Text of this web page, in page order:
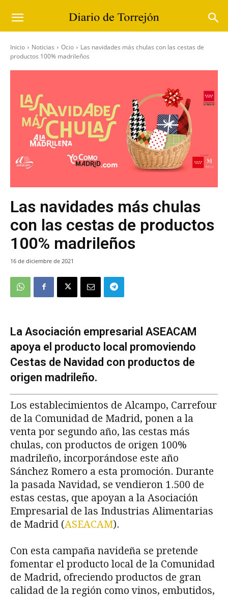
Inicio Noticias Ocio
Las navidades más chulas con las cestas de
productos 100% madrileños
Las navidades más chulas
con las cestas de productos
100% madrileños
16 de diciembre de 2021
La Asociación empresarial ASEACAM
apoya el producto local promoviendo
Cestas de Navidad con productos de
origen madrileño.
Los establecimientos de Alcampo, Carrefour
de la Comunidad de Madrid, ponen a la
venta por segundo año, las cestas más
chulas, con productos de origen 100%
madrileño, incorporándose este año
Sánchez Romero a esta promoción. Durante
la pasada Navidad, se vendieron 1.500 de
estas cestas, que apoyan a la Asociación
Empresarial de las Industrias Alimentarias
de Madrid (ASEACAM).
Con esta campaña navideña se pretende
fomentar el producto local de la Comunidad
de Madrid, ofreciendo productos de gran
calidad de la región como vinos, embutidos,